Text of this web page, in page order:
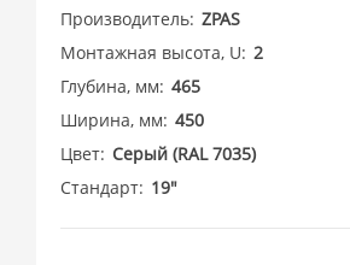
Производитель ZPAS
Монтажная высота, U 2
Глубина, мм 465
Ширина, мм 450
Цвет Cерый (RAL 7035)
Стандарт 19"